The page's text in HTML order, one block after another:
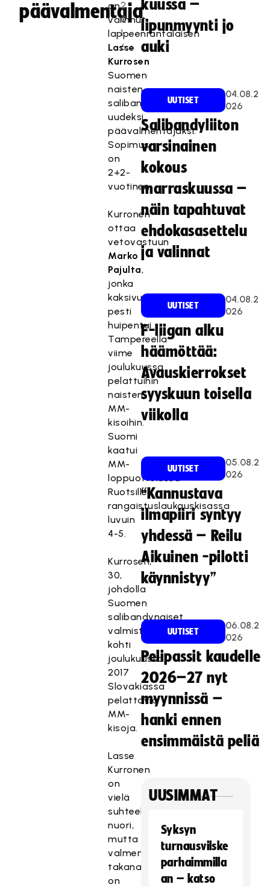
päävalmentaja
2
0
1
6
on
valinnut
lappeenrantalaisen
Lasse
Kurrosen
Suomen
naisten
salibandymaajoukkueen
uudeksi
päävalmentajaksi.
Sopimus
on
2+2-
vuotinen.
Kurronen
ottaa
vetovastuun
Marko
Pajulta,
jonka
kaksivuotinen
pesti
huipentui
Tampereella
viime
joulukuussa
pelattuihin
naisten
MM-
kisoihin.
Suomi
kaatui
MM-
loppuottelussa
Ruotsille
rangaistuslaukauskisassa
luvuin
4-5.
Kurrosen,
30,
johdolla
Suomen
salibandynaiset
valmistautuvat
kohti
joulukuussa
2017
Slovakiassa
pelattavia
MM-
kisoja.
Lasse
Kurronen
on
vielä
suhteellisen
nuori,
mutta
valmentajana
takana
on
kuussa –
lipunmyynti jo
auki
UUTISET
04.08.2
026
Salibandyliiton
varsinainen
kokous
marraskuussa –
näin tapahtuvat
ehdokasasettelu
ja valinnat
UUTISET
04.08.2
026
F-liigan alku
häämöttää:
Avauskierrokset
syyskuun toisella
viikolla
UUTISET
05.08.2
026
“Kannustava
ilmapiiri syntyy
yhdessä – Reilu
Aikuinen -pilotti
käynnistyy”
UUTISET
06.08.2
026
Pelipassit kaudelle
2026–27 nyt
myynnissä –
hanki ennen
ensimmäistä peliä
UUSIMMAT
Syksyn
turnausvilske
parhaimmilla
an – katso